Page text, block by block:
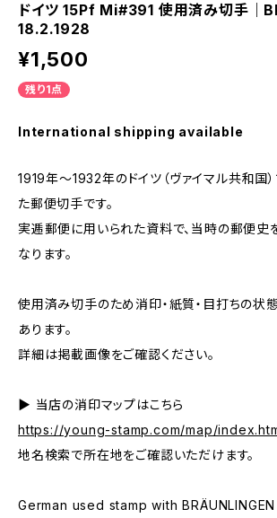
ドイツ 15Pf Mi#391 使用済み切手｜
18.2.1928
¥1,500
残り1点
International shipping available
1919年～1932年のドイツ（ヴァイマル共和国
た郵便切手です。
実逓郵便に用いられた資料で、当時の郵便史
なります。
使用済み切手のため消印・紙質・目打ちの状
あります。
詳細は掲載画像をご確認ください。
▶ 当店の消印マップはこちら
https://young-stamp.com/map/
地名検索で所在地をご確認いただけます。
German used stamp with